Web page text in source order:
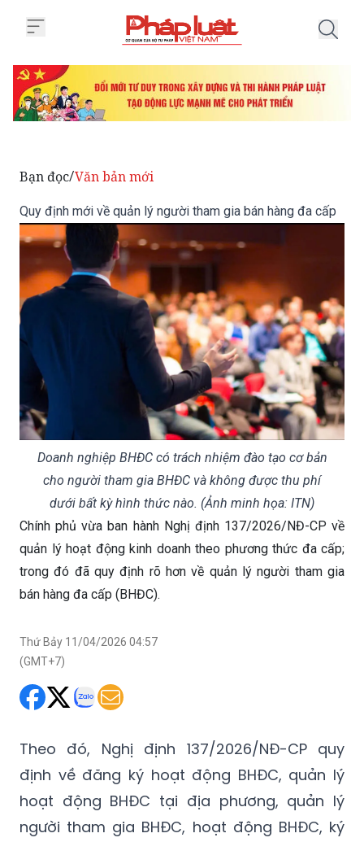
Bạn đọc/Văn bản mới
Quy định mới về quản lý người tham gia bán hàng đa cấp
Doanh nghiệp BHĐC có trách nhiệm đào tạo cơ bản
cho người tham gia BHĐC và không được thu phí
dưới bất kỳ hình thức nào. (Ảnh minh họa: ITN)
Chính phủ vừa ban hành Nghị định 137/2026/NĐ-CP về
quản lý hoạt động kinh doanh theo phương thức đa cấp;
trong đó đã quy định rõ hơn về quản lý người tham gia
bán hàng đa cấp (BHĐC).
Thứ Bảy 11/04/2026 04:57
(GMT+7)
Theo đó, Nghị định 137/2026/NĐ-CPquy
định về đăng ký hoạt động BHĐC, quản lý
hoạt động BHĐC tại địa phương, quản lý
người tham gia BHĐC, hoạt động BHĐC, ký